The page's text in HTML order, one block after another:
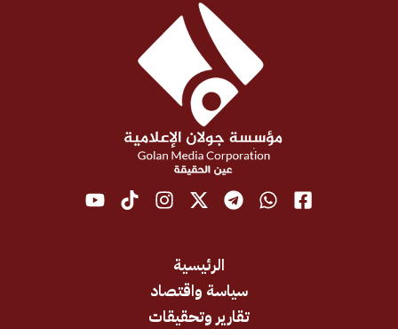
سياسة واقتصاد
تقارير وتحقيقات